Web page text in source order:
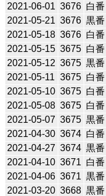
2021-06-01 3676 白番
2021-05-21 3676 黒番
2021-05-18 3676 白番
2021-05-15 3675 白番
2021-05-12 3675 黒番
2021-05-11 3675 白番
2021-05-10 3675 白番
2021-05-08 3675 白番
2021-05-07 3675 黒番
2021-04-30 3674 白番
2021-04-27 3674 黒番
2021-04-10 3671 白番
2021-04-06 3671 黒番
2021-03-20 3668 黒番